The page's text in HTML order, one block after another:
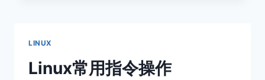
LINUX
Linux常用指令操作